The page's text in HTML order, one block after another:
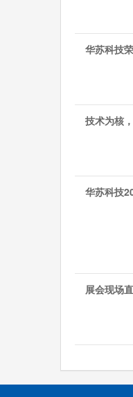
华苏科技
技术为核
华苏科技
展会现场